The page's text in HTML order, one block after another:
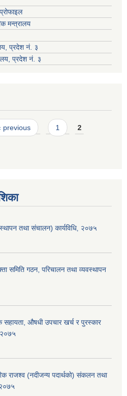
मन्त्रालय
प्रदेश नं. ३
प्रदेश नं. ३
previous 1 2
तथा संचालन) कार्यविधि, २०७५
समिति गठन, परिचालन तथा व्यवस्थापन
सहायता, औषधी उपचार खर्च र पुरस्कार
२०७५
राजश्व (नदीजन्य पदार्थको) संकलन तथा
२०७५